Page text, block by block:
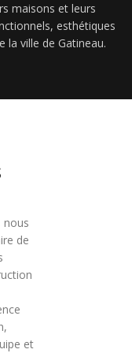
maisons et leurs
esthétiques
la ville de Gatineau.
nous
de
et